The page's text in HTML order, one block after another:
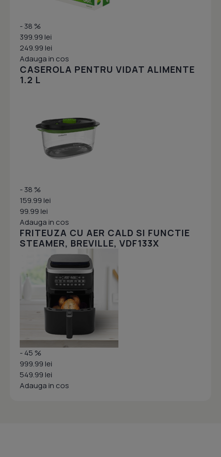
- 38 %
399.99 lei
249.99 lei
Adauga in cos
CASEROLA PENTRU VIDAT ALIMENTE
1.2 L
- 38 %
159.99 lei
99.99 lei
Adauga in cos
FRITEUZA CU AER CALD SI FUNCTIE
STEAMER, BREVILLE, VDF133X
- 45 %
999.99 lei
549.99 lei
Adauga in cos